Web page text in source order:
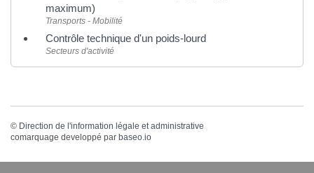
maximum)
Transports - Mobilité
Contrôle technique d'un poids-lourd
Secteurs d'activité
© Direction de l'information légale et administrative
comarquage developpé par baseo.io